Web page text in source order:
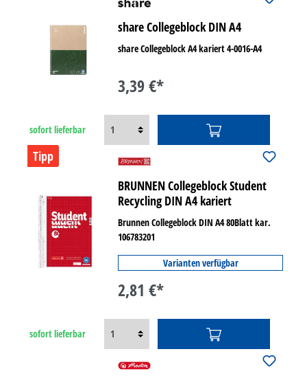
share Collegeblock DIN A4
share Collegeblock A4 kariert 4-0016-A4
3,39 €*
sofort lieferbar
Tipp
BRUNNEN Collegeblock Student
Recycling DIN A4 kariert
Brunnen Collegeblock DIN A4 80Blatt kar.
106783201
Varianten verfügbar
2,81 €*
sofort lieferbar